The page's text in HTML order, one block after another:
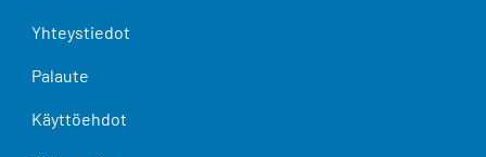
Yhteystiedot
Palaute
Käyttöehdot